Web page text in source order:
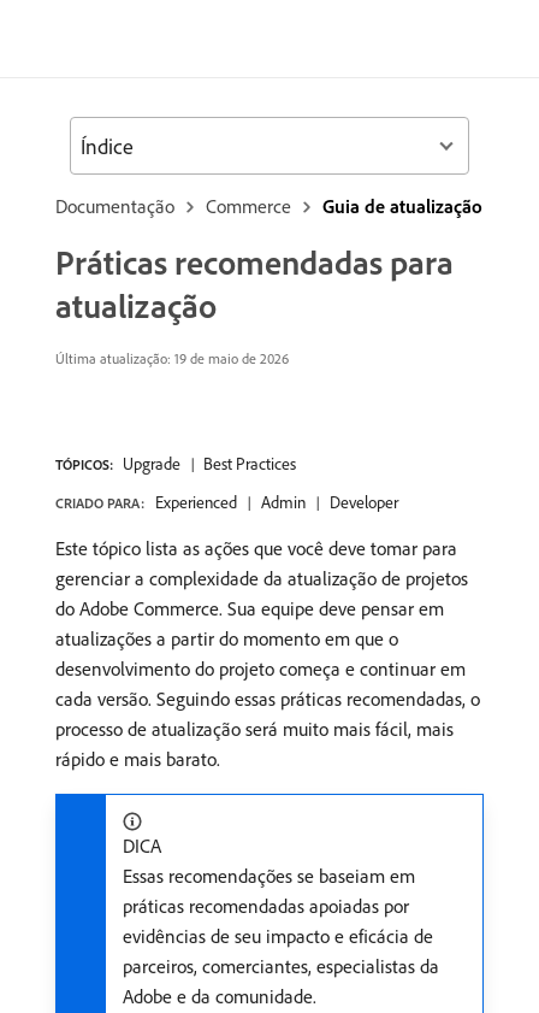
Documentação Commerce Guia de atualização
Práticas recomendadas para
atualização
Última atualização: 19 de maio de 2026
TÓPICOS: Upgrade Best Practices
CRIADO PARA: Experienced Admin Developer
Este tópico lista as ações que você deve tomar para
gerenciar a complexidade da atualização de projetos
do Adobe Commerce. Sua equipe deve pensar em
atualizações a partir do momento em que o
desenvolvimento do projeto começa e continuar em
cada versão. Seguindo essas práticas recomendadas, o
processo de atualização será muito mais fácil, mais
rápido e mais barato.
DICA
Essas recomendações se baseiam em
práticas recomendadas apoiadas por
evidências de seu impacto e eficácia de
parceiros, comerciantes, especialistas da
Adobe e da comunidade.
Índice